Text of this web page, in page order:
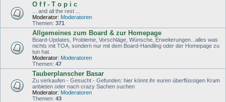
O f f - T o p i c
... and all the rest ...
Moderator: Moderatoren
Themen: 371
Allgemeines zum Board & zur Homepage
Board-Updates, Probleme, Vorschläge, Wünsche, Erweiterungen...alles was
nichts mit TOA, sondern nur mit dem Board-Handling oder der Homepage zu
tun hat.
Moderator: Moderatoren
Themen: 47
Tauberplanscher Basar
Zu verkaufen - Gesucht - Gefunden: hier könnt ihr euren überflüssigen Kram
anbieten oder nach crazy Sachen suchen
Moderator: Moderatoren
Themen: 43